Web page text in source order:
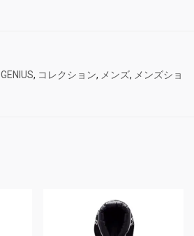
GENIUS, コレクション, メンズ, メンズショ